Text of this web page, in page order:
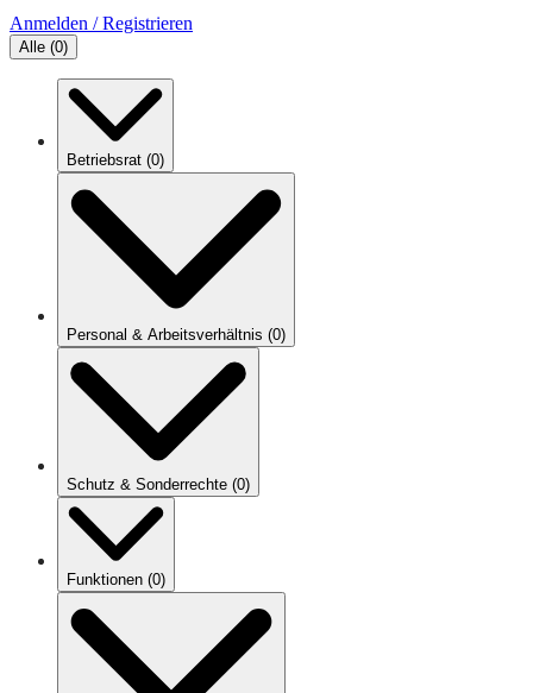
Anmelden / Registrieren
Alle (0)
Betriebsrat (0)
Personal & Arbeitsverhältnis (0)
Schutz & Sonderrechte (0)
Funktionen (0)